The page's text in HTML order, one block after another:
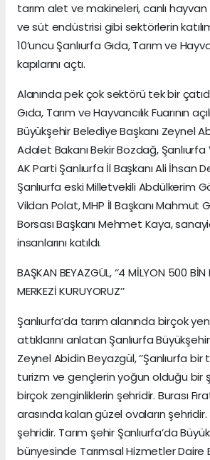
tarım alet ve makineleri, canlı
ve süt endüstrisi gibi sektörlerin
10’uncu Şanlıurfa Gıda, Tarım ve
kapılarını açtı.
Alanında pek çok sektörü tek bir
Gıda, Tarım ve Hayvancılık Fuarının
Büyükşehir Belediye Başkanı Zeynel
Adalet Bakanı Bekir Bozdağ, Şanlıurfa
AK Parti Şanlıurfa İl Başkanı Ali İhsan
Şanlıurfa eski Milletvekili Abdülkerim
Vildan Polat, MHP İl Başkanı Mahmut
Borsası Başkanı Mehmet Kaya,
insanlarını katıldı.
BAŞKAN BEYAZGÜL, ‘’4 MİLYON 500 BİN
MERKEZİ KURUYORUZ’’
Şanlıurfa’da tarım alanında birçok
attıklarını anlatan Şanlıurfa
Zeynel Abidin Beyazgül, ‘’Şanlıurfa bir
turizm ve gençlerin yoğun olduğu bir
birçok zenginliklerin şehridir. Burası
arasında kalan güzel ovaların şehridir.
şehridir. Tarım şehir Şanlıurfa’da
bünyesinde Tarımsal Hizmetler Daire